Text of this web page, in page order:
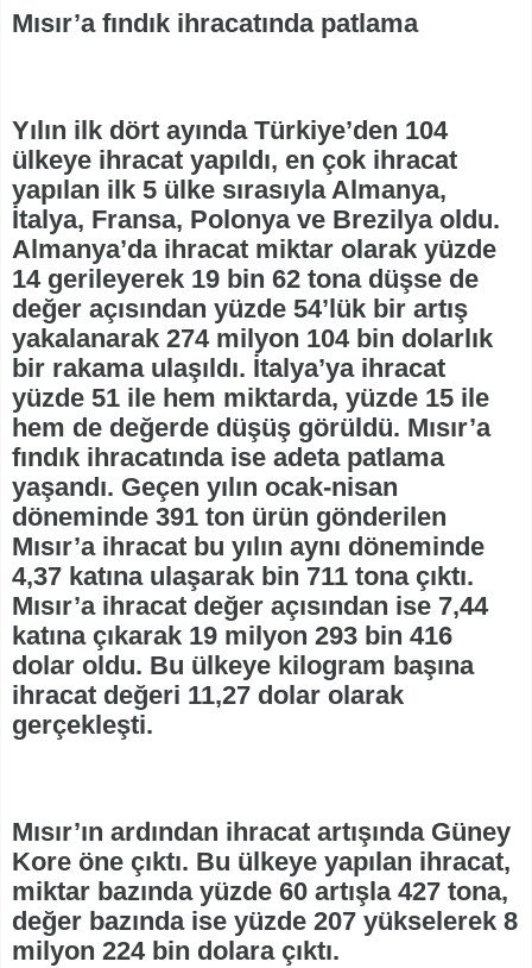
Mısır’a fındık ihracatında patlama
Yılın ilk dört ayında Türkiye’den 104
ülkeye ihracat yapıldı, en çok ihracat
yapılan ilk 5 ülke sırasıyla Almanya,
İtalya, Fransa, Polonya ve Brezilya oldu.
Almanya’da ihracat miktar olarak yüzde
14 gerileyerek 19 bin 62 tona düşse de
değer açısından yüzde 54’lük bir artış
yakalanarak 274 milyon 104 bin dolarlık
bir rakama ulaşıldı. İtalya’ya ihracat
yüzde 51 ile hem miktarda, yüzde 15 ile
hem de değerde düşüş görüldü. Mısır’a
fındık ihracatında ise adeta patlama
yaşandı. Geçen yılın ocak-nisan
döneminde 391 ton ürün gönderilen
Mısır’a ihracat bu yılın aynı döneminde
4,37 katına ulaşarak bin 711 tona çıktı.
Mısır’a ihracat değer açısından ise 7,44
katına çıkarak 19 milyon 293 bin 416
dolar oldu. Bu ülkeye kilogram başına
ihracat değeri 11,27 dolar olarak
gerçekleşti.
Mısır’ın ardından ihracat artışında Güney
Kore öne çıktı. Bu ülkeye yapılan ihracat,
miktar bazında yüzde 60 artışla 427 tona,
değer bazında ise yüzde 207 yükselerek 8
milyon 224 bin dolara çıktı.